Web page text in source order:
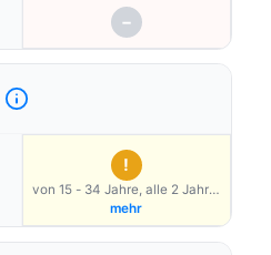
−
!
von 15 - 34 Jahre, alle 2 Jahre,
bei teilnehmenden Ärzten;
Online Hautcheck; über
Bonusprogramm möglich
mehr